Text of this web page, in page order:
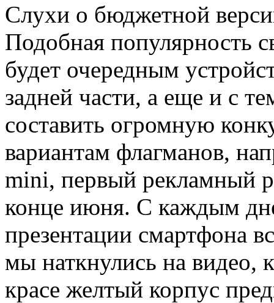
Слухи о бюджетной
Подобная популярность
будет очередным
задней части, а еще и с
составить огромную
вариантам флагманов,
mini, первый рекламный
конце июня. С каждым
презентации смартфона
мы наткнулись на видео,
красе желтый корпус